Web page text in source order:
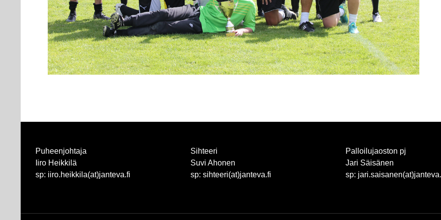
Puheenjohtaja
Iiro Heikkilä
sp: iiro.heikkila(at)janteva.fi
Sihteeri
Suvi Ahonen
sp: sihteeri(at)janteva.fi
Palloilujaoston pj
Jari Säisänen
sp: